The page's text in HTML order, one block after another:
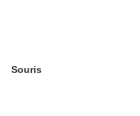
Souris